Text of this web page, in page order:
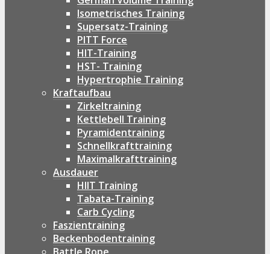
Isometrisches Training
Supersatz-Training
PITT Force
HIT-Training
HST- Training
Hypertrophie Training
Kraftaufbau
Zirkeltraining
Kettlebell Training
Pyramidentraining
Schnellkrafttraining
Maximalkrafttraining
Ausdauer
HIIT Training
Tabata-Training
Carb Cycling
Faszientraining
Beckenbodentraining